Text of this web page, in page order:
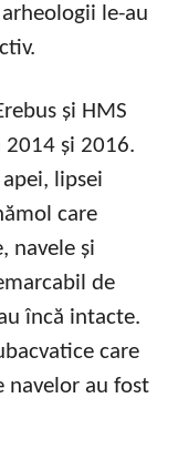
le-au
și HMS
2014 și 2016.
lipsei
care
navele și
de
încă intacte.
care
navelor au fost